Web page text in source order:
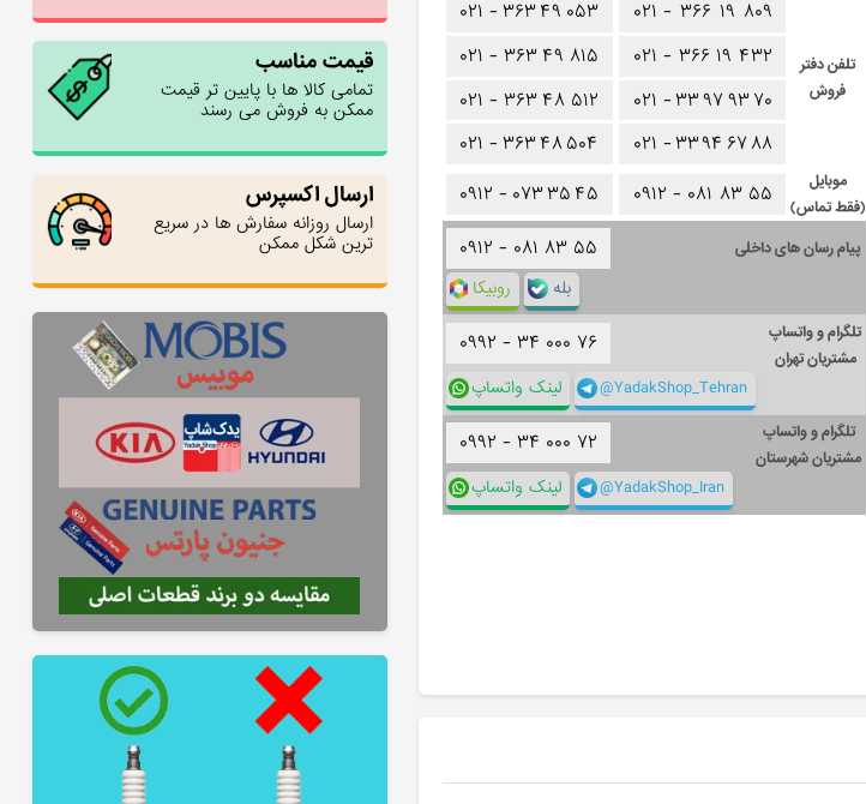
قیمت مناسب
تمامی کالا ها با پایین تر قیمت
ممکن به فروش می رسند
ارسال اکسپرس
ارسال روزانه سفارش ها در سریع
ترین شکل ممکن
تلفن دفتر
فروش
۰۲۱ - ۳۶۶ ۱۹ ۸۰۹
۰۲۱ - ۳۶۶ ۱۹ ۴۳۲
۰۲۱ -۳۳۹۷۹۳۷۰
۰۲۱ -۳۳۹۴ ۶۷۸۸
۰۲۱ - ۳۶۳۴۹ ۰۵۳
۰۲۱ - ۳۶۳ ۴۹ ۸۱۵
۰۲۱ - ۳۶۳ ۴۸ ۵۱۲
۰۲۱ - ۳۶۳۴۸۵۰۴
موبایل
(فقط تماس)
۰۹۱۲ - ۰۸۱ ۸۳ ۵۵ ۰۹۱۲ - ۰۷۳۳۵ ۴۵
پیام رسان های داخلی ۰۹۱۲ - ۰۸۱ ۸۳ ۵۵
روبیکا بله
تلگرام و واتساپ
مشتریان تهران
۰۹۹۲ - ۳۴ ۰۰۰ ۷۶
لینک واتساپ @YadakShop_Tehran
تلگرام و واتساپ
مشتریان شهرستان
۰۹۹۲ - ۳۴ ۰۰۰ ۷۲
لینک واتساپ @YadakShop_Iran